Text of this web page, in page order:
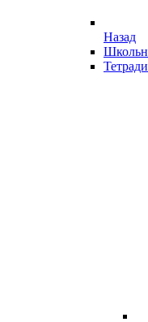
Назад
Тетради